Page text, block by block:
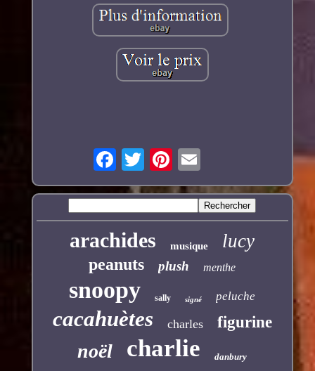
arachides musique lucy
peanuts plush menthe
snoopy sally signé peluche
cacahuètes charles figurine
noël charlie danbury